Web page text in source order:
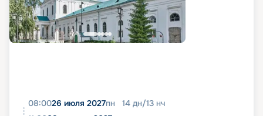
08:0026 июля 2027пн 14 дн/13 нч